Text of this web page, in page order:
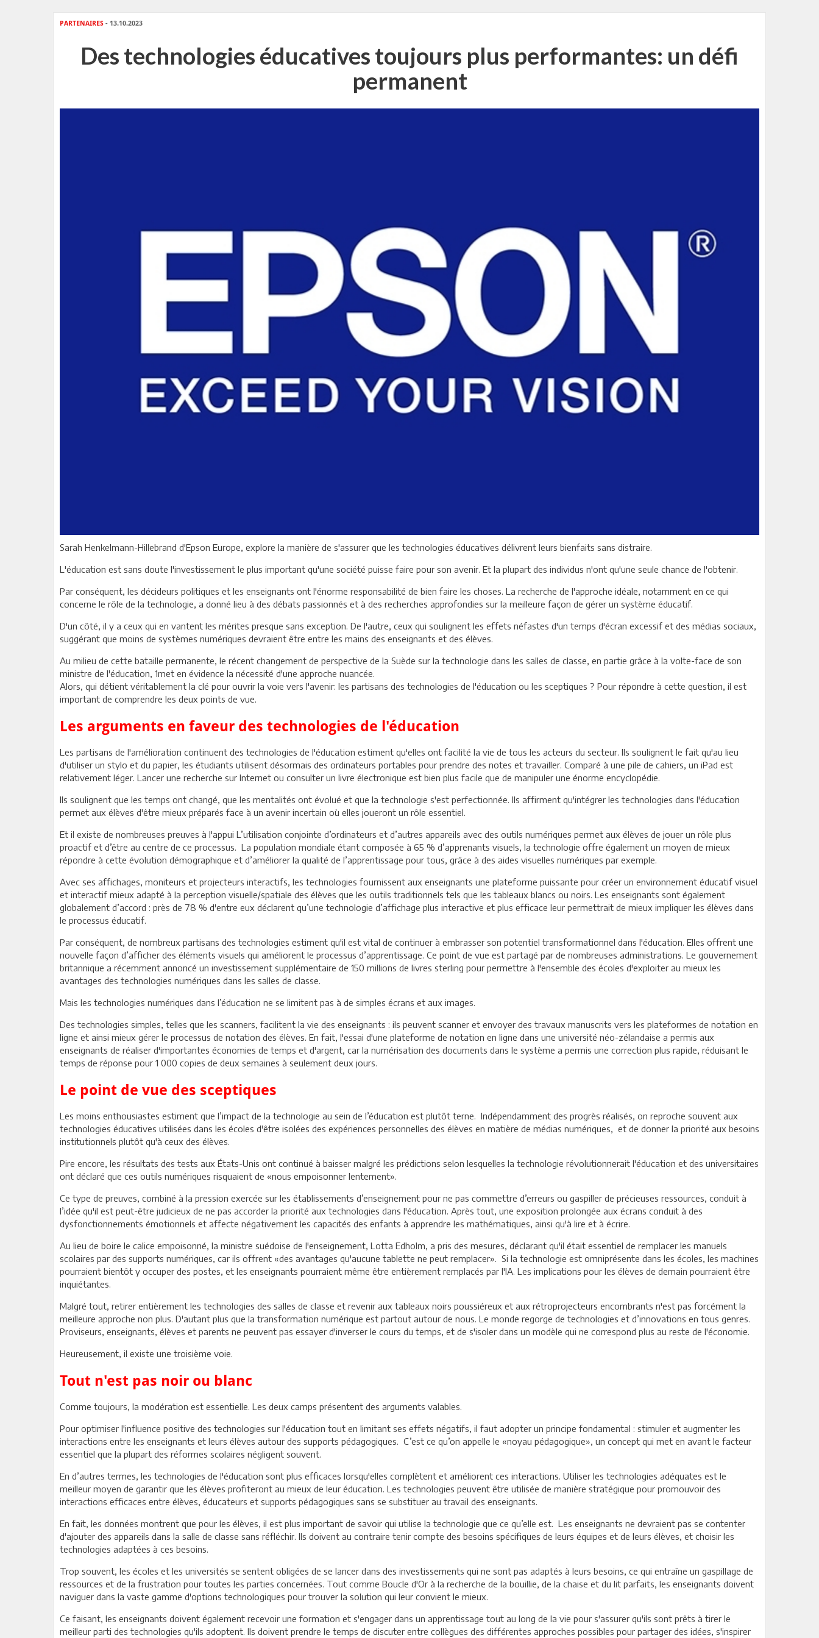
PARTENAIRES - 13.10.2023
Des technologies éducatives toujours plus performantes: un défi
permanent
Sarah Henkelmann-Hillebrand d'Epson Europe, explore la manière de s'assurer que les technologies éducatives délivrent leurs bienfaits sans distraire.
L'éducation est sans doute l'investissement le plus important qu'une société puisse faire pour son avenir. Et la plupart des individus n'ont qu'une seule chance de l'obtenir.
Par conséquent, les décideurs politiques et les enseignants ont l'énorme responsabilité de bien faire les choses. La recherche de l'approche idéale, notamment en ce qui
concerne le rôle de la technologie, a donné lieu à des débats passionnés et à des recherches approfondies sur la meilleure façon de gérer un système éducatif.
D'un côté, il y a ceux qui en vantent les mérites presque sans exception. De l'autre, ceux qui soulignent les effets néfastes d'un temps d'écran excessif et des médias sociaux,
suggérant que moins de systèmes numériques devraient être entre les mains des enseignants et des élèves.
Au milieu de cette bataille permanente, le récent changement de perspective de la Suède sur la technologie dans les salles de classe, en partie grâce à la volte-face de son
ministre de l'éducation, 1met en évidence la nécessité d'une approche nuancée.
Alors, qui détient véritablement la clé pour ouvrir la voie vers l'avenir: les partisans des technologies de l'éducation ou les sceptiques ? Pour répondre à cette question, il est
important de comprendre les deux points de vue.
Les arguments en faveur des technologies de l'éducation
Les partisans de l'amélioration continuent des technologies de l'éducation estiment qu'elles ont facilité la vie de tous les acteurs du secteur. Ils soulignent le fait qu'au lieu
d'utiliser un stylo et du papier, les étudiants utilisent désormais des ordinateurs portables pour prendre des notes et travailler. Comparé à une pile de cahiers, un iPad est
relativement léger. Lancer une recherche sur Internet ou consulter un livre électronique est bien plus facile que de manipuler une énorme encyclopédie.
Ils soulignent que les temps ont changé, que les mentalités ont évolué et que la technologie s'est perfectionnée. Ils affirment qu'intégrer les technologies dans l'éducation
permet aux élèves d'être mieux préparés face à un avenir incertain où elles joueront un rôle essentiel.
Et il existe de nombreuses preuves à l'appui L’utilisation conjointe d’ordinateurs et d’autres appareils avec des outils numériques permet aux élèves de jouer un rôle plus
proactif et d’être au centre de ce processus. La population mondiale étant composée à 65 % d’apprenants visuels, la technologie offre également un moyen de mieux
répondre à cette évolution démographique et d’améliorer la qualité de l’apprentissage pour tous, grâce à des aides visuelles numériques par exemple.
Avec ses affichages, moniteurs et projecteurs interactifs, les technologies fournissent aux enseignants une plateforme puissante pour créer un environnement éducatif visuel
et interactif mieux adapté à la perception visuelle/spatiale des élèves que les outils traditionnels tels que les tableaux blancs ou noirs. Les enseignants sont également
globalement d’accord : près de 78 % d'entre eux déclarent qu’une technologie d’affichage plus interactive et plus efficace leur permettrait de mieux impliquer les élèves dans
le processus éducatif.
Par conséquent, de nombreux partisans des technologies estiment qu'il est vital de continuer à embrasser son potentiel transformationnel dans l'éducation. Elles offrent une
nouvelle façon d’afficher des éléments visuels qui améliorent le processus d’apprentissage. Ce point de vue est partagé par de nombreuses administrations. Le gouvernement
britannique a récemment annoncé un investissement supplémentaire de 150 millions de livres sterling pour permettre à l'ensemble des écoles d'exploiter au mieux les
avantages des technologies numériques dans les salles de classe.
Mais les technologies numériques dans l’éducation ne se limitent pas à de simples écrans et aux images.
Des technologies simples, telles que les scanners, facilitent la vie des enseignants : ils peuvent scanner et envoyer des travaux manuscrits vers les plateformes de notation en
ligne et ainsi mieux gérer le processus de notation des élèves. En fait, l'essai d'une plateforme de notation en ligne dans une université néo-zélandaise a permis aux
enseignants de réaliser d'importantes économies de temps et d'argent, car la numérisation des documents dans le système a permis une correction plus rapide, réduisant le
temps de réponse pour 1 000 copies de deux semaines à seulement deux jours.
Le point de vue des sceptiques
Les moins enthousiastes estiment que l’impact de la technologie au sein de l’éducation est plutôt terne. Indépendamment des progrès réalisés, on reproche souvent aux
technologies éducatives utilisées dans les écoles d'être isolées des expériences personnelles des élèves en matière de médias numériques, et de donner la priorité aux besoins
institutionnels plutôt qu'à ceux des élèves.
Pire encore, les résultats des tests aux États-Unis ont continué à baisser malgré les prédictions selon lesquelles la technologie révolutionnerait l'éducation et des universitaires
ont déclaré que ces outils numériques risquaient de «nous empoisonner lentement».
Ce type de preuves, combiné à la pression exercée sur les établissements d’enseignement pour ne pas commettre d’erreurs ou gaspiller de précieuses ressources, conduit à
l’idée qu'il est peut-être judicieux de ne pas accorder la priorité aux technologies dans l'éducation. Après tout, une exposition prolongée aux écrans conduit à des
dysfonctionnements émotionnels et affecte négativement les capacités des enfants à apprendre les mathématiques, ainsi qu'à lire et à écrire.
Au lieu de boire le calice empoisonné, la ministre suédoise de l'enseignement, Lotta Edholm, a pris des mesures, déclarant qu'il était essentiel de remplacer les manuels
scolaires par des supports numériques, car ils offrent «des avantages qu'aucune tablette ne peut remplacer». Si la technologie est omniprésente dans les écoles, les machines
pourraient bientôt y occuper des postes, et les enseignants pourraient même être entièrement remplacés par l'IA. Les implications pour les élèves de demain pourraient être
inquiétantes.
Malgré tout, retirer entièrement les technologies des salles de classe et revenir aux tableaux noirs poussiéreux et aux rétroprojecteurs encombrants n'est pas forcément la
meilleure approche non plus. D'autant plus que la transformation numérique est partout autour de nous. Le monde regorge de technologies et d’innovations en tous genres.
Proviseurs, enseignants, élèves et parents ne peuvent pas essayer d'inverser le cours du temps, et de s'isoler dans un modèle qui ne correspond plus au reste de l'économie.
Heureusement, il existe une troisième voie.
Tout n'est pas noir ou blanc
Comme toujours, la modération est essentielle. Les deux camps présentent des arguments valables.
Pour optimiser l'influence positive des technologies sur l'éducation tout en limitant ses effets négatifs, il faut adopter un principe fondamental : stimuler et augmenter les
interactions entre les enseignants et leurs élèves autour des supports pédagogiques. C’est ce qu’on appelle le «noyau pédagogique», un concept qui met en avant le facteur
essentiel que la plupart des réformes scolaires négligent souvent.
En d’autres termes, les technologies de l'éducation sont plus efficaces lorsqu'elles complètent et améliorent ces interactions. Utiliser les technologies adéquates est le
meilleur moyen de garantir que les élèves profiteront au mieux de leur éducation. Les technologies peuvent être utilisée de manière stratégique pour promouvoir des
interactions efficaces entre élèves, éducateurs et supports pédagogiques sans se substituer au travail des enseignants.
En fait, les données montrent que pour les élèves, il est plus important de savoir qui utilise la technologie que ce qu’elle est. Les enseignants ne devraient pas se contenter
d'ajouter des appareils dans la salle de classe sans réfléchir. Ils doivent au contraire tenir compte des besoins spécifiques de leurs équipes et de leurs élèves, et choisir les
technologies adaptées à ces besoins.
Trop souvent, les écoles et les universités se sentent obligées de se lancer dans des investissements qui ne sont pas adaptés à leurs besoins, ce qui entraîne un gaspillage de
ressources et de la frustration pour toutes les parties concernées. Tout comme Boucle d'Or à la recherche de la bouillie, de la chaise et du lit parfaits, les enseignants doivent
naviguer dans la vaste gamme d'options technologiques pour trouver la solution qui leur convient le mieux.
Ce faisant, les enseignants doivent également recevoir une formation et s'engager dans un apprentissage tout au long de la vie pour s'assurer qu'ils sont prêts à tirer le
meilleur parti des technologies qu'ils adoptent. Ils doivent prendre le temps de discuter entre collègues des différentes approches possibles pour partager des idées, s'inspirer